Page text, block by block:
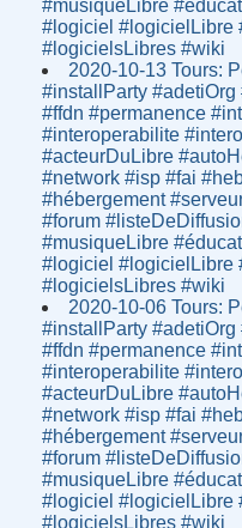
#musiqueLibre
#logiciel #logicielLibre
#logicielsLibres #wiki
2020-10-13 Tours:
#installParty
#ffdn #permanence
#interoperabilite
#acteurDuLibre
#network #isp #fai
#hébergement
#forum
#musiqueLibre
#logiciel #logicielLibre
#logicielsLibres #wiki
2020-10-06 Tours:
#installParty
#ffdn #permanence
#interoperabilite
#acteurDuLibre
#network #isp #fai
#hébergement
#forum
#musiqueLibre
#logiciel #logicielLibre
#logicielsLibres #wiki